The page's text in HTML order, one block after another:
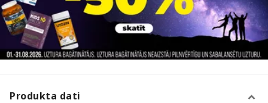
Produkta dati